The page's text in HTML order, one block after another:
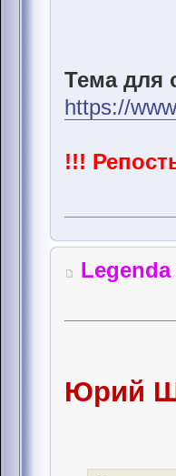
Тема для
https://
!!!
Legenda
Юрий